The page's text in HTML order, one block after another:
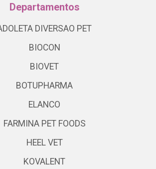
Departamentos
DIVERSAO PET
BIOCON
BIOVET
BOTUPHARMA
ELANCO
FARMINA PET FOODS
HEEL VET
KOVALENT